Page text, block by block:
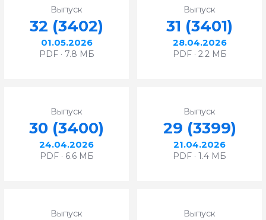
Выпуск
32 (3402)
01.05.2026
PDF · 7.8 МБ
Выпуск
31 (3401)
28.04.2026
PDF · 2.2 МБ
Выпуск
30 (3400)
24.04.2026
PDF · 6.6 МБ
Выпуск
29 (3399)
21.04.2026
PDF · 1.4 МБ
Выпуск Выпуск